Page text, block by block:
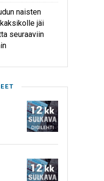
naisten
jäi
seuraaviin